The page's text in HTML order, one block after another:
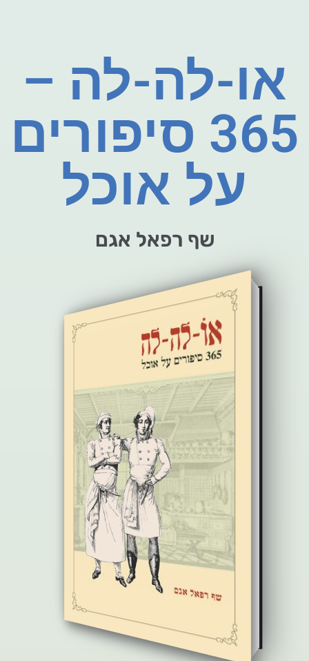
או-לה-לה –
365 סיפורים
על אוכל
שף רפאל אגם